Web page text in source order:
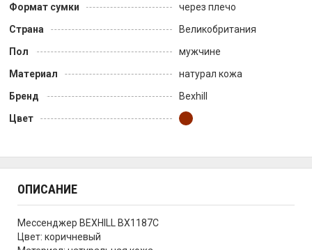
Формат сумки
через плечо
Страна
Великобритания
Пол
мужчине
Материал
натурал кожа
Бренд
Bexhill
Цвет
ОПИСАНИЕ
Мессенджер BEXHILL BX1187C
Цвет: коричневый